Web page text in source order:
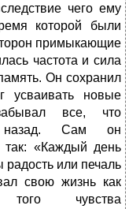
чего ему
которой были
примыкающие
частота и сила
Он сохранил
усваивать новые
все, что
назад. Сам он
так: «Каждый день
или печаль
свою жизнь как
того чувства